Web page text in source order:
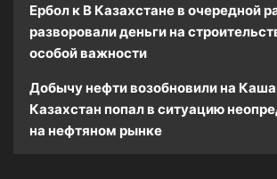
Ербол к В Казахстане в очередной
разворовали деньги на
особой важности
Добычу нефти возобновили на
Казахстан попал в ситуацию
на нефтяном рынке